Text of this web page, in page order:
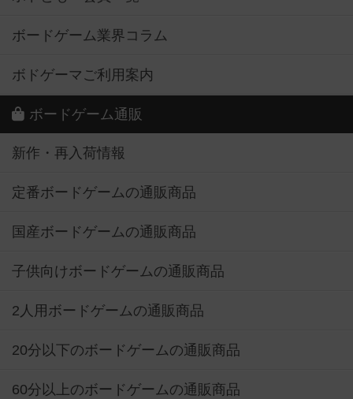
ボードゲーム業界コラム
ボドゲーマご利用案内
ボードゲーム通販
新作・再入荷情報
定番ボードゲームの通販商品
国産ボードゲームの通販商品
子供向けボードゲームの通販商品
2人用ボードゲームの通販商品
20分以下のボードゲームの通販商品
60分以上のボードゲームの通販商品